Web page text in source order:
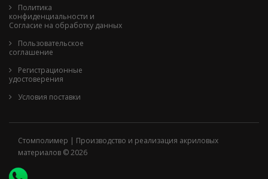
Политика
конфиденциальности и
Cогласие на обработку данных
Пользовательское
соглашение
Регистрационные
удостоверения
Условия поставки
Стомполимер | Производство и реализация акриловых
материалов © 2026